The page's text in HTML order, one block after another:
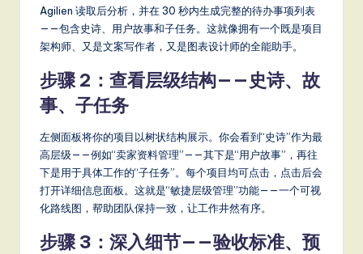
d
D
ig
Agilien 读取后分析，并在 30 秒内生成完整的待办事项列表
——包含史诗、用户故事和子任务。这就像拥有一个既是项目
架构师、又是文案写作者，又是图表设计师的全能助手。
步骤 2：查看层级结构——史诗、故
事、子任务
左侧面板将你的项目以树状结构展示。你会看到“史诗”作为最
高层级——例如“卖家资料管理”——其下是“用户故事”，再往
下是用于具体工作的“子任务”。每个项目均可点击，点击后会
打开详细信息面板。这就是“敏捷层级管理”功能——一个可视
化路线图，帮助团队保持一致，让工作井然有序。
步骤 3：深入细节——验收标准、预